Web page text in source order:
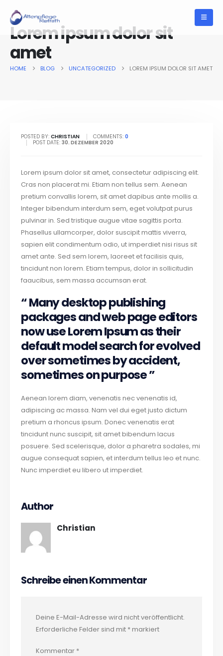
Lorem ipsum dolor sit
amet
HOME BLOG UNCATEGORIZED LOREM IPSUM DOLOR SIT AMET
POSTED BY:CHRISTIAN COMMENTS: 0
POST DATE: 30. DEZEMBER 2020
Lorem ipsum dolor sit amet, consectetur adipiscing elit.
Cras non placerat mi. Etiam non tellus sem. Aenean
pretium convallis lorem, sit amet dapibus ante mollis a.
Integer bibendum interdum sem, eget volutpat purus
pulvinar in. Sed tristique augue vitae sagittis porta.
Phasellus ullamcorper, dolor suscipit mattis viverra,
sapien elit condimentum odio, ut imperdiet nisi risus sit
amet ante. Sed sem lorem, laoreet et facilisis quis,
tincidunt non lorem. Etiam tempus, dolor in sollicitudin
faaucibus, sem massa accumsan erat.
“ Many desktop publishing
packages and web page editors
now use Lorem Ipsum as their
default model search for evolved
over sometimes by accident,
sometimes on purpose ”
Aenean lorem diam, venenatis nec venenatis id,
adipiscing ac massa. Nam vel dui eget justo dictum
pretium a rhoncus ipsum. Donec venenatis erat
tincidunt nunc suscipit, sit amet bibendum lacus
posuere. Sed scelerisque, dolor a pharetra sodales, mi
augue consequat sapien, et interdum tellus leo et nunc.
Nunc imperdiet eu libero ut imperdiet.
Author
Christian
Schreibe einen Kommentar
Deine E-Mail-Adresse wird nicht veröffentlicht.
Erforderliche Felder sind mit *markiert
Kommentar *